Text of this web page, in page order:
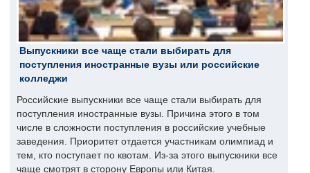
Выпускники все чаще стали выбирать для
поступления иностранные вузы или российские
колледжи
Российские выпускники все чаще стали выбирать для
поступления иностранные вузы. Причина этого в том
числе в сложности поступления в российские учебные
заведения. Приоритет отдается участникам олимпиад и
тем, кто поступает по квотам. Из-за этого выпускники все
чаще смотрят в сторону Европы или Китая.